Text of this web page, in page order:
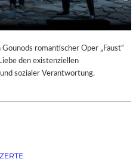
R
,
T
M
romantischer Oper „Faust“
den existenziellen
sozialer Verantwortung.